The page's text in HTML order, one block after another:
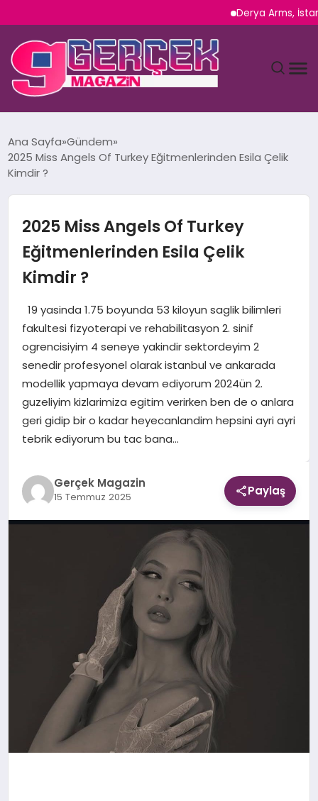
Derya Arms,
YAŞAM
SAĞLIK
SIYASET
EKONOMI
DÜNYA
Ana Sayfa Gündem
2025 Miss Angels Of Turkey Eğitmenlerinden Esila Çelik
Kimdir ?
2025 Miss Angels Of Turkey
Eğitmenlerinden Esila Çelik
Kimdir ?
19 yasinda 1.75 boyunda 53 kiloyun saglik bilimleri
fakultesi fizyoterapi ve rehabilitasyon 2. sinif
ogrencisiyim 4 seneye yakindir sektordeyim 2
senedir profesyonel olarak istanbul ve ankarada
modellik yapmaya devam ediyorum 2024ün 2.
guzeliyim kizlarimiza egitim verirken ben de o anlara
geri gidip bir o kadar heyecanlandim hepsini ayri ayri
tebrik ediyorum bu tac bana…
Gerçek Magazin
15 Temmuz 2025 Paylaş